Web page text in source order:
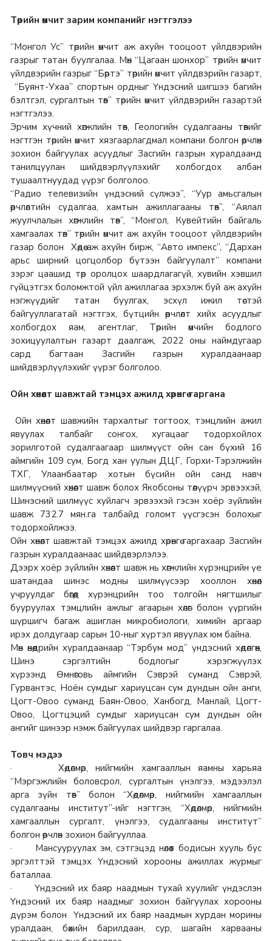
Төрийн өмчит зарим компанийг нэгтгэлээ
“Монгол Ус” төрийн өмчит аж ахуйн тооцоот үйлдвэрийн
газрыг татан буулгалаа. Мөн “Цагаан шонхор” төрийн өмчит
үйлдвэрийн газрыг “Бөртэ” төрийн өмчит үйлдвэрийн газарт,
“Буянт-Ухаа” спортын ордныг Үндэсний шигшээ багийн
бэлтгэл, сургалтын төв” төрийн өмчит үйлдвэрийн газартэй
нэгтгэлээ.
Эрчим хүчний хөгжлийн төв, Геологийн судалгааны төвийг
нэгтгэн төрийн өмчит хязгаарлагдмал компани болгон өөрчлөн
зохион байгуулах асуудлыг Засгийн газрын хуралдаанд
танилцуулан шийдвэрлүүлэхийг холбогдох албан
тушаалтнуудад үүрэг болголоо.
“Радио телевизийн үндэсний сүлжээ”, “Уур амьсгалын
өөрчлөлтийн судалгаа, хамтын ажиллагааны төв”, “Аялал
жуулчлалын хөгжлийн төв”, “Монгол, Кувейтийн байгаль
хамгаалах төв” төрийн өмчит аж ахуйн тооцоот үйлдвэрийн
газар болон Хөдөө аж ахуйн бирж, “Авто импекс”, “Дархан
арьс ширний цогцолбор бүтээн байгуулалт” компани
зэрэг цаашид төр оролцох шаардлагагүй, хувийн хэвшил
гүйцэтгэх боломжтой үйл ажиллагаа эрхэлж буй аж ахуйн
нэгжүүдийг татан буулгах, эсхүл ижил төстэй
байгууллагатай нэгтгэх, бүтцийн өөрчлөлт хийх асуудлыг
холбогдох яам, агентлаг, Төрийн өмчийн бодлого
зохицуулалтын газарт даалгаж, 2022 оны наймдугаар
сард багтаан Засгийн газрын хуралдаанаар
шийдвэрлүүлэхийг үүрэг болголоо.
Ойн хөнөөлт шавжтай тэмцэх ажилд хөрөнгө гаргана
Ойн хөнөөлт шавжийн тархалтыг тогтоох, тэмцлийн ажил
явуулах талбайг сонгох, хугацааг тодорхойлох
зорилготой судалгаагаар шилмүүст ойн сан бүхий 16
аймгийн 109 сум, Богд хан уулын ДЦГ, Горхи-Тэрэлжийн
ТХГ, Улаанбаатар хотын бүсийн ойн санд навч
шилмүүсний хөнөөлт шавж болох Якобсоны төөлүүрч эрвээхэй,
Шинэсний шилмүүс хуйлагч эрвээхэй гэсэн хоёр зүйлийн
шавж 732.7 мян.га талбайд голомт үүсгэсэн болохыг
тодорхойлжээ.
Ойн хөнөөлт шавжтай тэмцэх ажилд хөрөнгө гаргахаар Засгийн
газрын хуралдаанаас шийдвэрлэлээ.
Дээрх хоёр зүйлийн хөнөөлт шавж нь хөгжлийн хүрэнцрийн үе
шатандаа шинэс модны шилмүүсээр хооллон хөнөөл
учруулдаг бөгөөд хүрэнцрийн тоо толгойн нягтшилыг
бууруулах тэмцлийн ажлыг агаарын хөлөг болон үүргийн
шүршигч багаж ашиглан микробиологи, химийн аргаар
ирэх долдугаар сарын 10-ныг хүртэл явуулах юм байна.
Мөн өнөөдрийн хуралдаанаар “Тэрбум мод” үндэсний хөдөлгөөн,
Шинэ сэргэлтийн бодлогыг хэрэгжүүлэх
хүрээнд Өмнөговь аймгийн Сэврэй суманд Сэврэй,
Гурвантэс, Ноён сумдыг хариуцсан сум дундын ойн анги,
Цогт-Овоо суманд Баян-Овоо, Ханбогд, Манлай, Цогт-
Овоо, Цогтцэций сумдыг хариуцсан сум дундын ойн
ангийг шинээр нэмж байгуулах шийдвэр гаргалаа.
Товч мэдээ
· Хөдөлмөр, нийгмийн хамгааллын яамны харьяа
“Мэргэжлийн боловсрол, сургалтын үнэлгээ, мэдээлэл
арга зүйн төв” болон “Хөдөлмөр, нийгмийн хамгааллын
судалгааны институт”-ийг нэгтгэн, “Хөдөлмөр, нийгмийн
хамгааллын сургалт, үнэлгээ, судалгааны институт”
болгон өөрчлөн зохион байгууллаа.
· Мансууруулах эм, сэтгэцэд нөлөөт бодисын хууль бус
эргэлттэй тэмцэх Үндэсний хорооны ажиллах журмыг
баталлаа.
· Үндэсний их баяр наадмын тухай хуулийг үндэслэн
Үндэсний их баяр наадмыг зохион байгуулах хорооны
дүрэм болон Үндэсний их баяр наадмын хурдан морины
уралдаан, бөхийн барилдаан, сур, шагайн харвааны